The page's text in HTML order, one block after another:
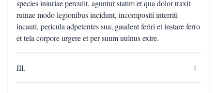
species iniuriae perculit, aguntur statim et qua dolor traxit
ruinae modo legionibus incidunt, incompositi interriti
incauti, pericula adpetentes sua; gaudent feriri et instare ferro
et tela corpore urgere et per suum uulnus exire.
III. 5